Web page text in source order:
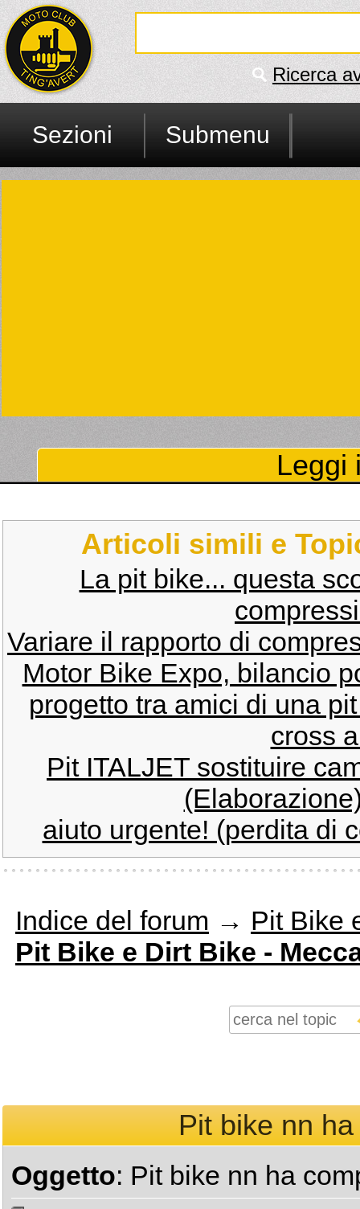
Ricerca
Sezioni Submenu
Leggi
Articoli simili e
La pit bike... questa
Variare il rapporto di
Motor Bike Expo, bilancio
progetto tra amici di una
cross
Pit ITALJET sostituire
aiuto urgente! (perdita di
Indice del forum → Pit Bike
Pit Bike e Dirt Bike -
Pit bike nn
Oggetto: Pit bike nn ha